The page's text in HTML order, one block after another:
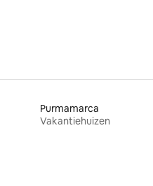
Purmamarca
Vakantiehuizen